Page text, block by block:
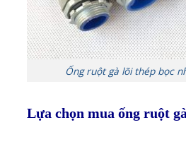
Ống ruột gà lõi thép bọc
Lựa chọn mua ống ruột